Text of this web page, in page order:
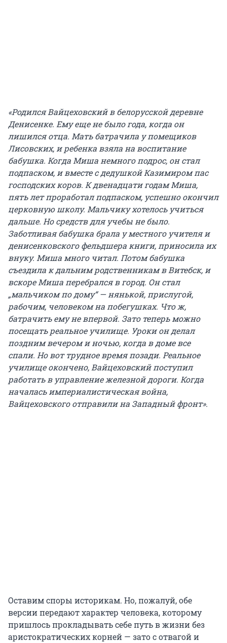
«Родился Вайцеховский в белорусской деревне
Денисенке. Ему еще не было года, когда он
лишился отца. Мать батрачила у помещиков
Лисовских, и ребенка взяла на воспитание
бабушка. Когда Миша немного подрос, он стал
подпаском, и вместе с дедушкой Казимиром пас
господских коров. К двенадцати годам Миша,
пять лет проработал подпаском, успешно окончил
церковную школу. Мальчику хотелось учиться
дальше. Но средств для учебы не было.
Заботливая бабушка брала у местного учителя и
денисенковского фельдшера книги, приносила их
внуку. Миша много читал. Потом бабушка
съездила к дальним родственникам в Витебск, и
вскоре Миша перебрался в город. Он стал
„мальчиком по дому“ — нянькой, прислугой,
рабочим, человеком на побегушках. Что ж,
батрачить ему не впервой. Зато теперь можно
посещать реальное училище. Уроки он делал
поздним вечером и ночью, когда в доме все
спали. Но вот трудное время позади. Реальное
училище окончено, Вайцеховский поступил
работать в управление железной дороги. Когда
началась империалистическая война,
Вайцеховского отправили на Западный фронт».
Оставим споры историкам. Но, пожалуй, обе
версии передают характер человека, которому
пришлось прокладывать себе путь в жизни без
аристократических корней — зато с отвагой и